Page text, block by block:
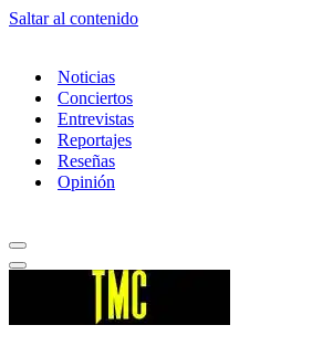
Saltar al contenido
Noticias
Conciertos
Entrevistas
Reportajes
Reseñas
Opinión
Menú
de
Menú